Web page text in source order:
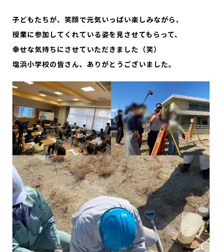
子どもたちが、笑顔で元気いっぱい楽しみながら、
授業に参加してくれている姿を見させてもらって、
幸せな気持ちにさせていただきました（笑）
塩浜小学校の皆さん、ありがとうございました。